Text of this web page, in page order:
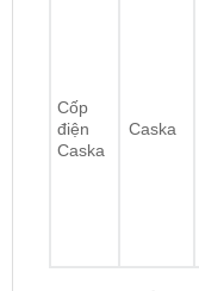
Cốp
điện
Caska
Caska